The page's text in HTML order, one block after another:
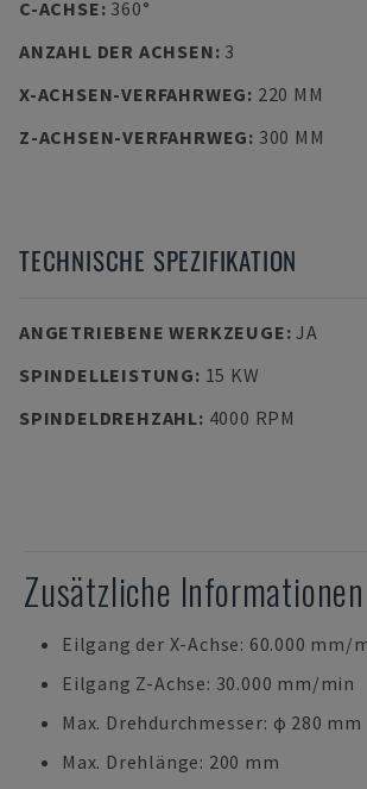
C-ACHSE: 360°
ANZAHL DER ACHSEN: 3
X-ACHSEN-VERFAHRWEG: 220 MM
Z-ACHSEN-VERFAHRWEG: 300 MM
TECHNISCHE SPEZIFIKATION
ANGETRIEBENE WERKZEUGE:JA
SPINDELLEISTUNG: 15 KW
SPINDELDREHZAHL: 4000 RPM
Zusätzliche Informationen
Eilgang der X-Achse: 60.000 mm/
Eilgang Z-Achse: 30.000 mm/min
Max. Drehdurchmesser: ϕ 280 mm
Max. Drehlänge: 200 mm